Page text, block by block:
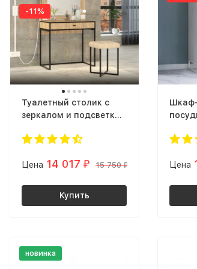
-11%
Туалетный столик с
зеркалом и подсветкой
Косметический | Трюмо
золотой)
Цена 14 017 ₽ 15 750₽
Купить
Цена
новинка